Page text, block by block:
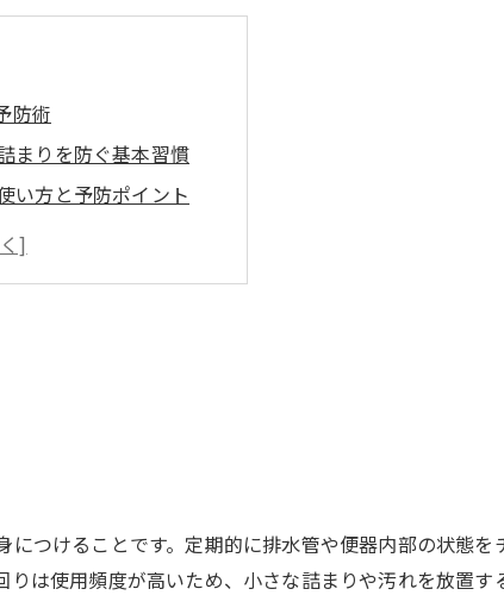
防術
まりを防ぐ基本習慣
い方と予防ポイント
しい意識付け方法
スが習慣化の鍵
い観察ポイント
何か
つけることです。定期的に排水管や便器内部の状態を
は使用頻度が高いため、小さな詰まりや汚れを放置す